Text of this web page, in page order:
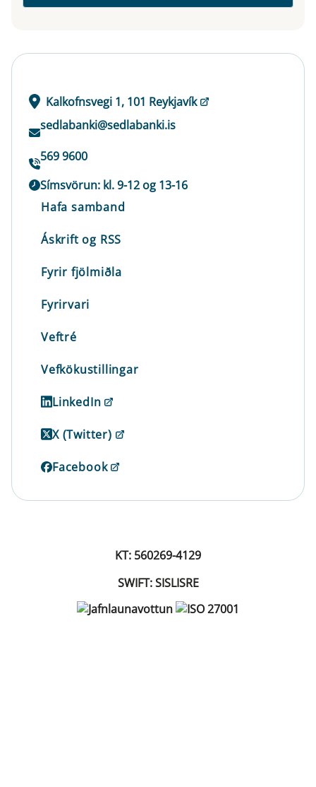
Kalkofnsvegi 1, 101 Reykjavík
sedlabanki@sedlabanki.is
569 9600
Símsvörun: kl. 9-12 og 13-16
Hafa samband
Áskrift og RSS
Fyrir fjölmiðla
Fyrirvari
Veftré
Vefkökustillingar
LinkedIn
X (Twitter)
Facebook
KT: 560269-4129
SWIFT: SISLISRE